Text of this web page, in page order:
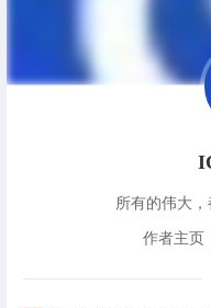
所有的伟大，
作者主页